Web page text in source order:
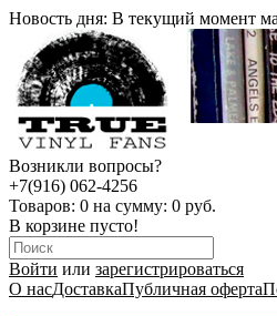
Новость дня: В текущий момент
Возникли вопросы?
+7(916) 062-4256
Товаров: 0 на сумму: 0 руб.
В корзине пусто!
Войти или зарегистрироваться
О насДоставкаПубличная оферта